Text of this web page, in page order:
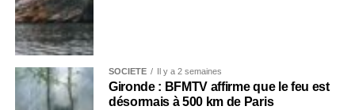
SOCIÉTÉ Il y a 2 semaines
Gironde : BFMTV affirme que le feu est
désormais à 500 km de Paris